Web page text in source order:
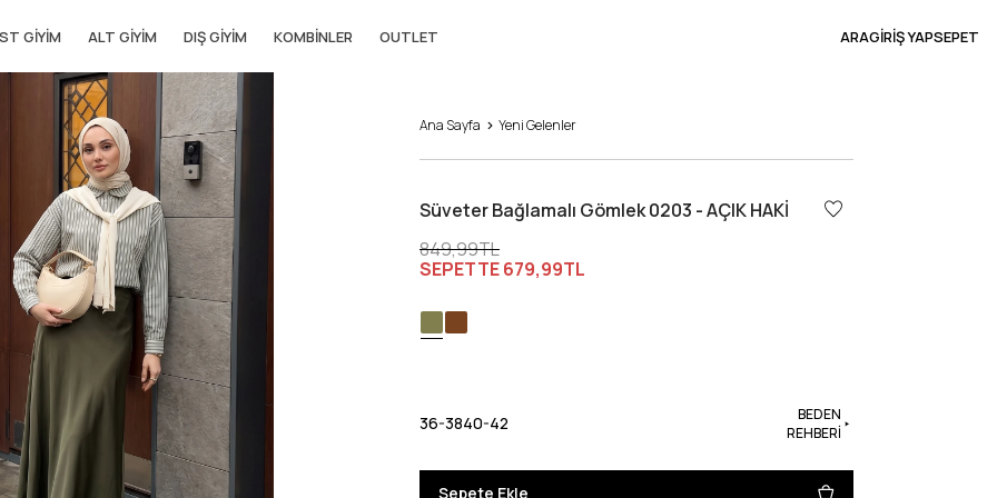
GIYIM ALT GIYIM DIŞ GIYIM KOMBINLER OUTLET ARAGİRİŞ YAPSEPET
Ana Sayfa Yeni Gelenler
Süveter Bağlamalı Gömlek 0203 - AÇIK HAKİ
849,99TL
SEPETTE679,99TL
36-3840-42
BEDEN
REHBERİ
Sepete Ekle